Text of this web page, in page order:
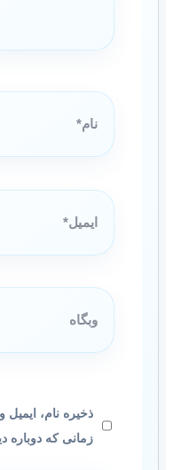
نام*
ایمیل*
وبگاه
ذخیره نام،
زمانی که دوباره